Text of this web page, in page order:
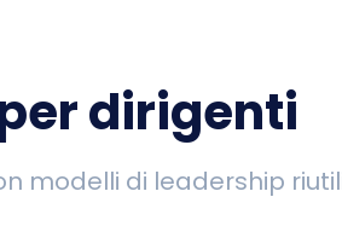
dirigenti
modelli di leadership